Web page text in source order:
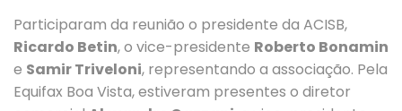
Participaram da reunião o presidente da ACISB,
Ricardo Betin, o vice-presidente Roberto Bonamin
e Samir Triveloni, representando a associação. Pela
Equifax Boa Vista, estiveram presentes o diretor